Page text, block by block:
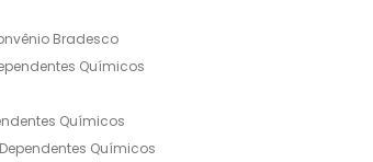
Bradesco
Químicos
Químicos
Químicos